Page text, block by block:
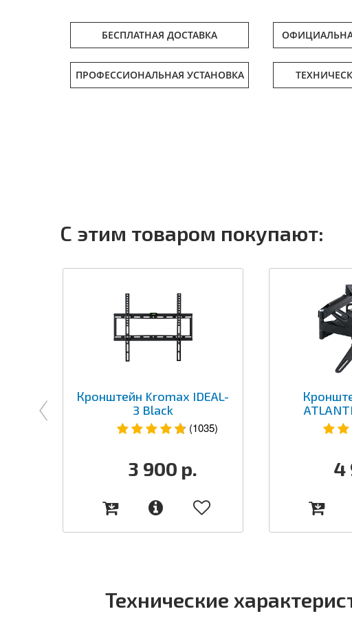
БЕСПЛАТНАЯ ДОСТАВКА
ПРОФЕССИОНАЛЬНАЯ УСТАНОВКА
С этим товаром покупают:
Кронштейн Kromax IDEAL-
3 Black
(1035)
3 900 р. 4
Технические